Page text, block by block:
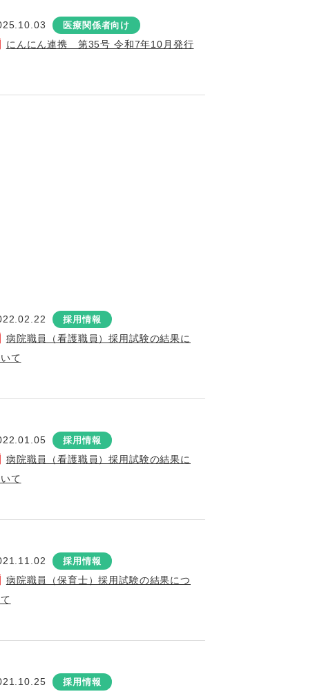
医療関係者向け
にんにん連携 第35号 令和7年10月発行
採用情報
病院職員（看護職員）採用試験の結果に
て
採用情報
病院職員（看護職員）採用試験の結果に
て
採用情報
病院職員（保育士）採用試験の結果につ
採用情報